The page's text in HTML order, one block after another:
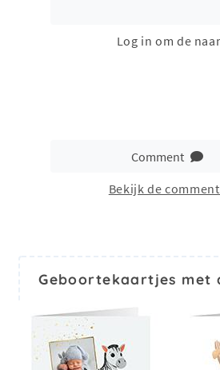
Log in om de
Comment
Bekijk de
Geboortekaartjes met